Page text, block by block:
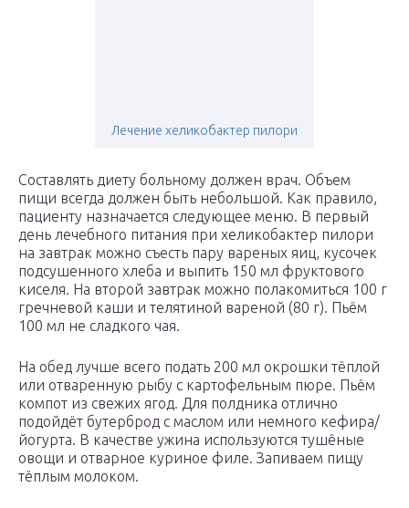
Лечение хеликобактер пилори
Составлять диету больному должен врач. Объем
пищи всегда должен быть небольшой. Как правило,
пациенту назначается следующее меню. В первый
день лечебного питания при хеликобактер пилори
на завтрак можно съесть пару вареных яиц, кусочек
подсушенного хлеба и выпить 150 мл фруктового
киселя. На второй завтрак можно полакомиться 100 г
гречневой каши и телятиной вареной (80 г). Пьём
100 мл не сладкого чая.
На обед лучше всего подать 200 мл окрошки тёплой
или отваренную рыбу с картофельным пюре. Пьём
компот из свежих ягод. Для полдника отлично
подойдёт бутерброд с маслом или немного кефира/
йогурта. В качестве ужина используются тушёные
овощи и отварное куриное филе. Запиваем пищу
тёплым молоком.